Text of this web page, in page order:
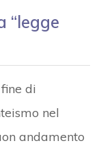
“legge
di
nel
andamento